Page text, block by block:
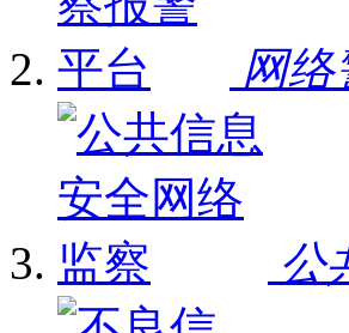
网
公